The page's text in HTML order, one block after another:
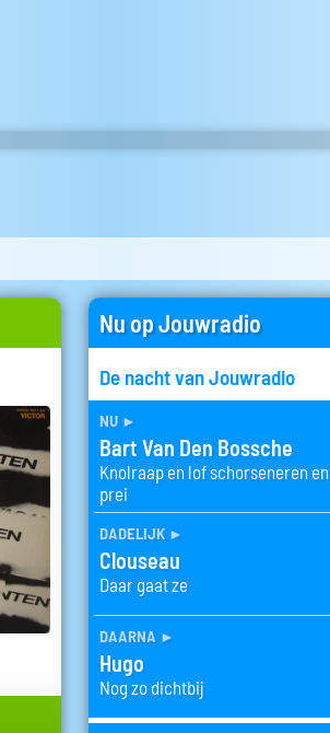
Nu op Jouwradio
De nacht van Jouwradio
nu ►
Bart Van Den Bossche
Knolraap en lof schorseneren en
prei
dadelijk ►
Clouseau
Daar gaat ze
daarna ►
Hugo
Nog zo dichtbij